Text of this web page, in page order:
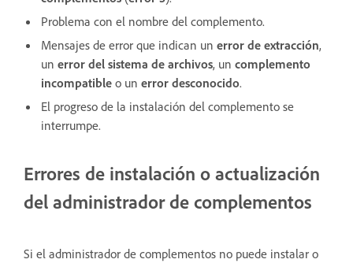
Problema con el nombre del complemento.
Mensajes de error que indican un error de extracción,
un error del sistema de archivos, un complemento
incompatible o un error desconocido.
El progreso de la instalación del complemento se
interrumpe.
Errores de instalación o actualización
del administrador de complementos
Si el administrador de complementos no puede instalar o